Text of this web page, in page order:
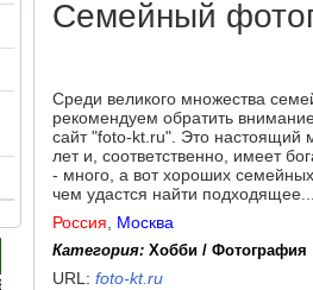
Семейный
Среди великого множества
рекомендуем обратить
сайт "foto-kt.ru". Это
лет и, соответственно, имеет
- много, а вот хороших
чем удастся найти
Россия
Москва
Категория: Хобби / Фотография
URL: foto-kt.ru